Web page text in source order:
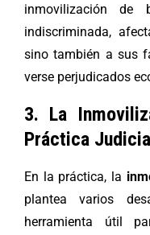
inmovilización de
indiscriminada,
sino también a sus
verse perjudicados
3. La
Práctica
En la práctica, la
plantea varios
herramienta útil